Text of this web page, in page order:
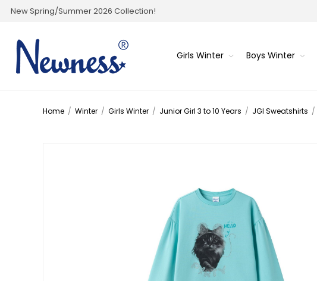
New Spring/Summer 2026 Collection!
Girls Winter Boys Winter
Home / Winter / Girls Winter / Junior Girl 3 to 10 Years / JGI Sweatshirts /